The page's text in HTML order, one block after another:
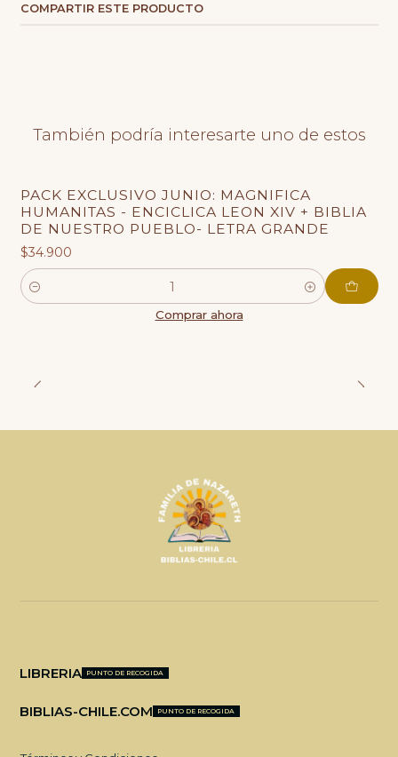
COMPARTIR ESTE PRODUCTO
También podría interesarte uno de estos
PACK EXCLUSIVO JUNIO: MAGNIFICA
HUMANITAS - ENCICLICA LEON XIV + BIBLIA
DE NUESTRO PUEBLO- LETRA GRANDE
$34.900
Cantidad
Comprar ahora
LIBRERIA PUNTO DE RECOGIDA
BIBLIAS-CHILE.COM PUNTO DE RECOGIDA